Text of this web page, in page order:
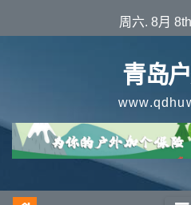
至
周六. 8月
青岛